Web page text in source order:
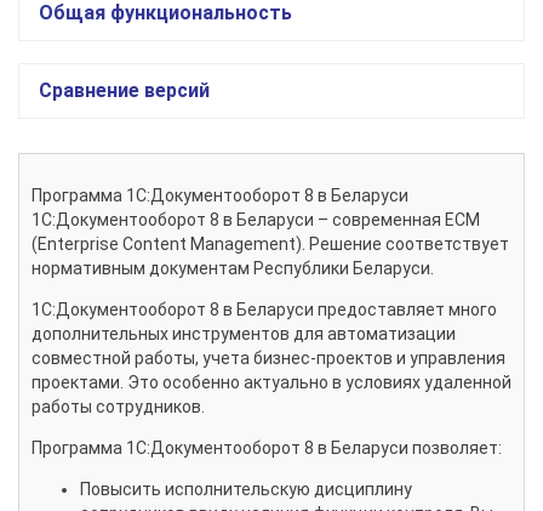
Общая функциональность
Сравнение версий
Программа 1С:Документооборот 8 в Беларуси
1С:Документооборот 8 в Беларуси – современная ECM
(Enterprise Content Management). Решение соответствует
нормативным документам Республики Беларуси.
1С:Документооборот 8 в Беларуси предоставляет много
дополнительных инструментов для автоматизации
совместной работы, учета бизнес-проектов и управления
проектами. Это особенно актуально в условиях удаленной
работы сотрудников.
Программа 1С:Документооборот 8 в Беларуси позволяет:
Повысить исполнительскую дисциплину